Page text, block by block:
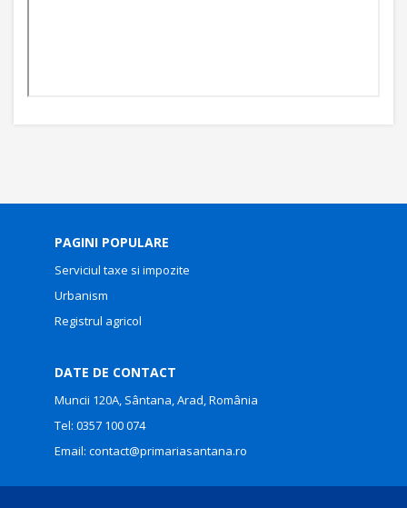
PAGINI POPULARE
Serviciul taxe si impozite
Urbanism
Registrul agricol
DATE DE CONTACT
Muncii 120A, Sântana, Arad, România
Tel: 0357 100 074
Email: contact@primariasantana.ro